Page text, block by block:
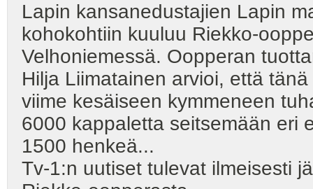
Lapin kansanedustajien Lapin
kohokohtiin kuuluu Riekko-
Velhoniemessä. Oopperan
Hilja Liimatainen arvioi, että
viime kesäiseen kymmeneen
6000 kappaletta seitsemään eri
1500 henkeä...
Tv-1:n uutiset tulevat ilmeisesti